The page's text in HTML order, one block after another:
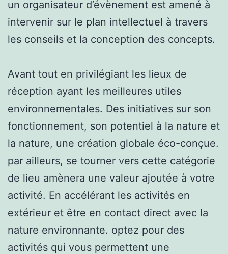
un organisateur d’évènement est amené à
intervenir sur le plan intellectuel à travers
les conseils et la conception des concepts.
Avant tout en privilégiant les lieux de
réception ayant les meilleures utiles
environnementales. Des initiatives sur son
fonctionnement, son potentiel à la nature et
la nature, une création globale éco-conçue.
par ailleurs, se tourner vers cette catégorie
de lieu amènera une valeur ajoutée à votre
activité. En accélérant les activités en
extérieur et être en contact direct avec la
nature environnante. optez pour des
activités qui vous permettent une